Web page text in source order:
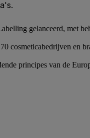
gelanceerd, met
en
principes van de